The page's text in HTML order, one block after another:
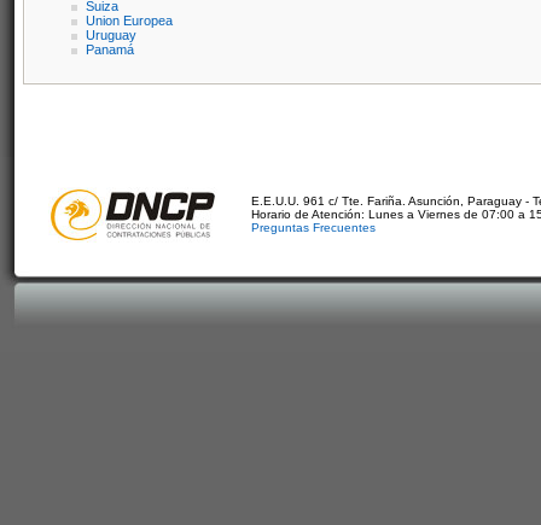
Suiza
Union Europea
Uruguay
Panamá
E.E.U.U. 961 c/ Tte. Fariña. Asunción, Paraguay -
Horario de Atención: Lunes a Viernes de 07:00 a
Preguntas Frecuentes